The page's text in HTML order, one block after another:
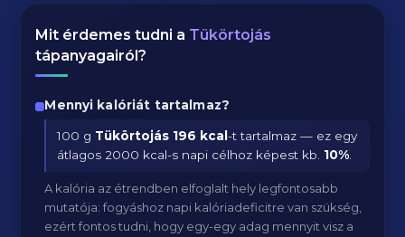
Mit érdemes tudni a Tükörtojás
tápanyagairól?
Mennyi kalóriát tartalmaz?
100 g Tükörtojás 196 kcal-t tartalmaz — ez egy
átlagos 2000 kcal-s napi célhoz képest kb. 10%
A kalória az étrendben elfoglalt hely legfontosabb
mutatója: fogyáshoz napi kalóriadeficitre van szükség,
ezért fontos tudni, hogy egy-egy adag mennyit visz a